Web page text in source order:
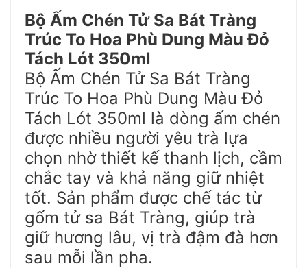
Bộ Ấm Chén Tử Sa Bát Tràng
Trúc To Hoa Phù Dung Màu Đỏ
Tách Lót 350ml
Bộ Ấm Chén Tử Sa Bát Tràng
Trúc To Hoa Phù Dung Màu Đỏ
Tách Lót 350ml là dòng ấm chén
được nhiều người yêu trà lựa
chọn nhờ thiết kế thanh lịch, cầm
chắc tay và khả năng giữ nhiệt
tốt. Sản phẩm được chế tác từ
gốm tử sa Bát Tràng, giúp trà
giữ hương lâu, vị trà đậm đà hơn
sau mỗi lần pha.